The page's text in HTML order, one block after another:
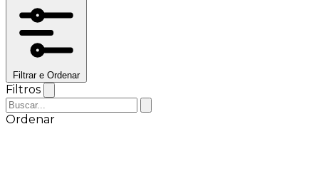
Filtrar e Ordenar
Filtros
Ordenar